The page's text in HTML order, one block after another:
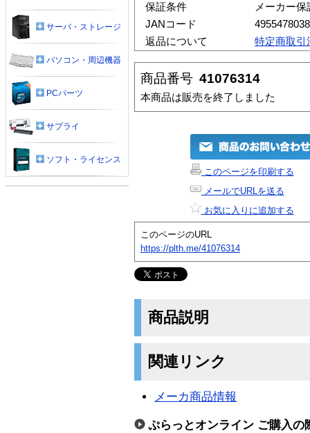
保証条件
メーカー保
JANコード
返品について
特定商取引
商品番号 41076314
本商品は販売を終了しました
このページを印刷する
メールでURLを送る
お気に入りに追加する
このページのURL
https://plth.me/41076314
商品説明
関連リンク
メーカ商品情報
ぷらっとオンライン ご購入の
サーバ・ストレージ
パソコン・周辺機器
PCパーツ
サプライ
ソフト・ライセンス